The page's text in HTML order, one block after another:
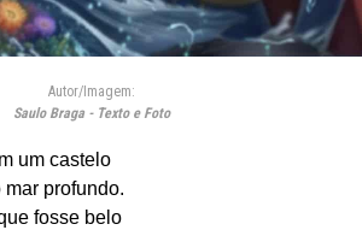
Autor/Imagem:
Saulo Braga - Texto e Foto
um castelo
profundo.
fosse belo